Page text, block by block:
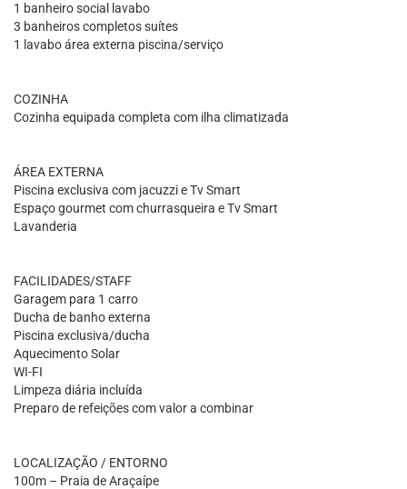
1 banheiro social lavabo
3 banheiros completos suítes
1 lavabo área externa piscina/serviço
COZINHA
Cozinha equipada completa com ilha climatizada
ÁREA EXTERNA
Piscina exclusiva com jacuzzi e Tv Smart
Espaço gourmet com churrasqueira e Tv Smart
Lavanderia
FACILIDADES/STAFF
Garagem para 1 carro
Ducha de banho externa
Piscina exclusiva/ducha
Aquecimento Solar
WI-FI
Limpeza diária incluída
Preparo de refeições com valor a combinar
LOCALIZAÇÃO / ENTORNO
100m – Praia de Araçaípe